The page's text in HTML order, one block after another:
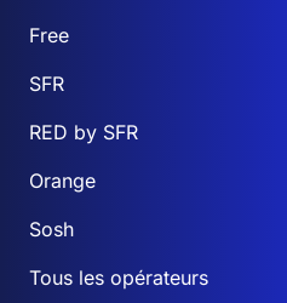
Free
SFR
RED by SFR
Orange
Sosh
Tous les opérateurs